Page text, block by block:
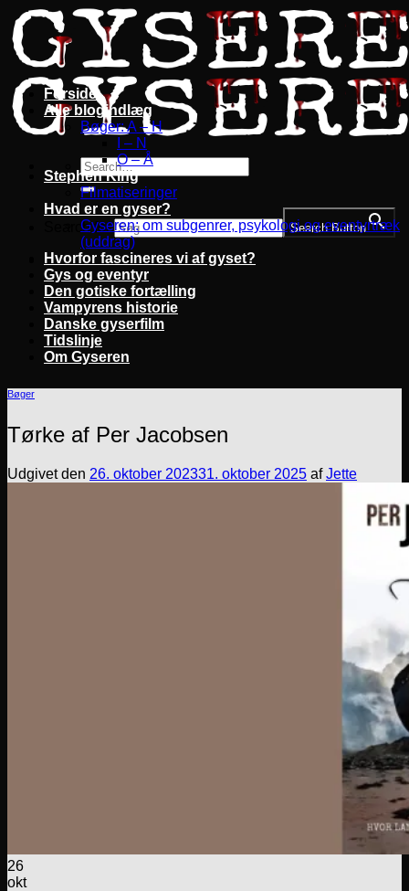
Fortsæt
til
indhold
Search for: Search Button
Forside
Alle blogindlæg
Bøger: A – H
I – N
O – Å
Stephen King
Filmatiseringer
Hvad er en gyser?
Gyseren: om subgenrer, psykologi og eventyrtræk
(uddrag)
Hvorfor fascineres vi af gyset?
Gys og eventyr
Den gotiske fortælling
Vampyrens historie
Danske gyserfilm
Tidslinje
Om Gyseren
Bøger
Tørke af Per Jacobsen
Udgivet den 26. oktober 202331. oktober 2025 afJette
26
okt